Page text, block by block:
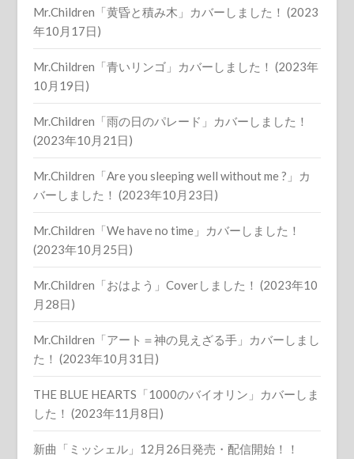
Mr.Children「黄昏と積み木」カバーしました！ (2023
年10月17日)
Mr.Children「青いリンゴ」カバーしました！ (2023年
10月19日)
Mr.Children「雨の日のパレード」カバーしました！
(2023年10月21日)
Mr.Children「Are you sleeping well without me ?」カ
バーしました！ (2023年10月23日)
Mr.Children「We have no time」カバーしました！
(2023年10月25日)
Mr.Children「おはよう」Coverしました！ (2023年10
月28日)
Mr.Children「アート＝神の見えざる手」カバーしまし
た！ (2023年10月31日)
THE BLUE HEARTS「1000のバイオリン」カバーしま
した！ (2023年11月8日)
新曲「ミッシェル」12月26日発売・配信開始！！